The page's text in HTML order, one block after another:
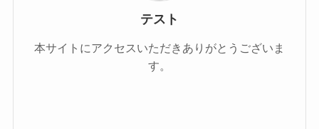
テスト
本サイトにアクセスいただきありがとうございま
す。